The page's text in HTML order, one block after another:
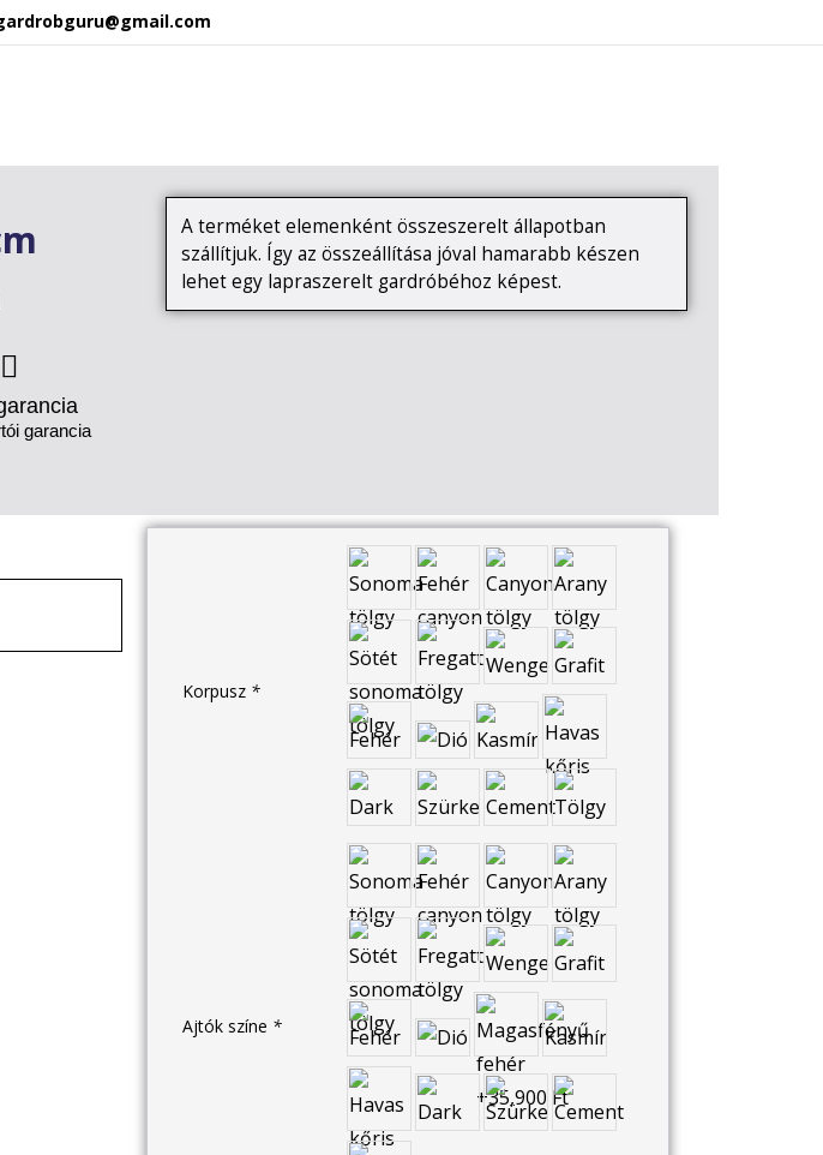
garancia
A terméket elemenként összeszerelt állapotban
szállítjuk. Így az összeállítása jóval hamarabb készen
lehet egy lapraszerelt gardróbéhoz képest.
Korpusz *
Ajtók színe *